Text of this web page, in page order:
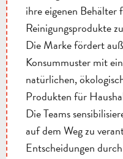
ihre eigenen
Reinigungsprodukte zu
Die Marke fördert
Konsummuster mit
natürlichen,
Produkten für
Die Teams
auf dem Weg zu
Entscheidungen